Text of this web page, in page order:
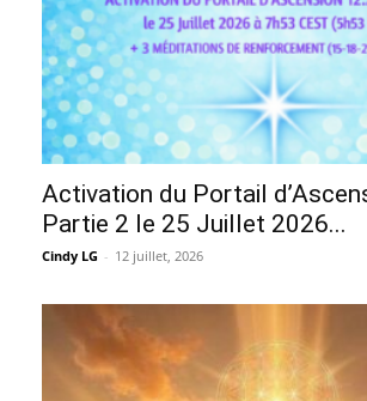
Activation du Portail
Partie 2 le 25 Juillet 2026...
Cindy LG - 12 juillet, 2026